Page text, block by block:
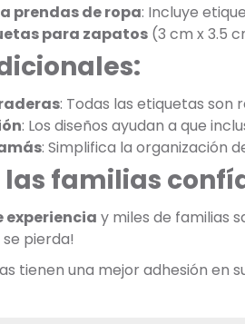
prendas de ropa: Incluye
para zapatos (3 cm x 3.5
: Todas las etiquetas son
: Los diseños ayudan a que
: Simplifica la organización
familias
experiencia y miles de familias
pierda!
tienen una mejor adhesión en